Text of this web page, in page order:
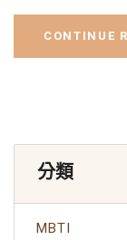
CONTINUE
分類
MBTI